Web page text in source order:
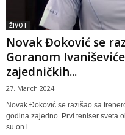
ŽIVOT
Novak Đoković se
Goranom
zajedničkih...
27. March 2024.
Novak Đoković se razišao sa
godina zajedno. Prvi teniser sveta
su on i...